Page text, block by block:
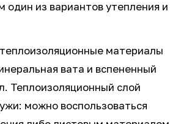
один из вариантов утепления и
материалы
вата и вспененный
Теплоизоляционный слой
можно воспользоваться